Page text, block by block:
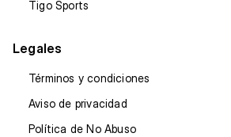
Tigo Sports
Legales
Términos y condiciones
Aviso de privacidad
Política de No Abuso